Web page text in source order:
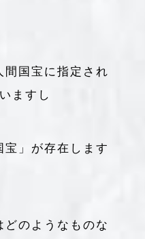
間国宝に指定され
ますし
」が存在します
どのようなものな